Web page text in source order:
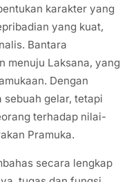
karakter yang
yang kuat,
Bantara
menuju Laksana, yang
Dengan
sebuah gelar, tetapi
terhadap nilai-
Pramuka.
secara lengkap